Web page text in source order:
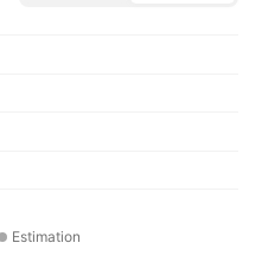
Estimation